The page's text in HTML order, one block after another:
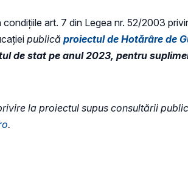
art. 7 din Legea nr. 52/2003
publică proiectul de Hotărâre de
de stat pe anul 2023, pentru
la proiectul supus consultării
.